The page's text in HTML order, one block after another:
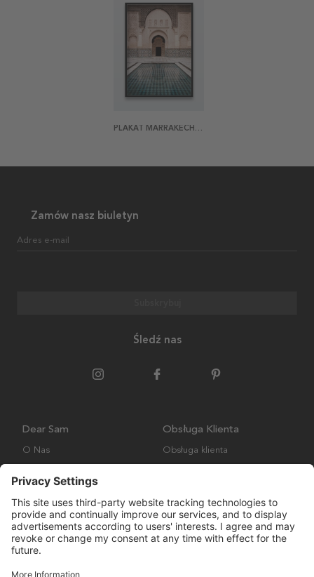
PLAKAT MARRAKECH FACADE
Zamów nasz biuletyn
Adres e-mail
Śledź nas
Dear Sam
O Nas
Obsługa Klienta
Obsługa klienta
Wysyłka i Dostawa